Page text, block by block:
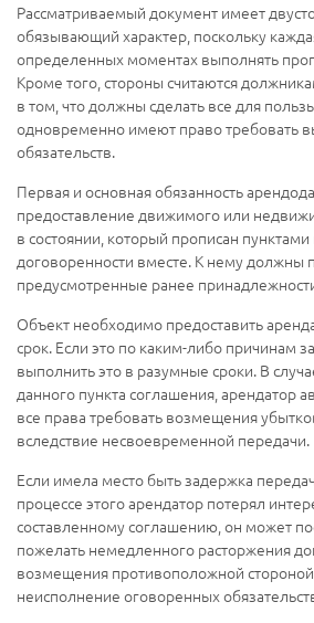
Рассматриваемый документ имеет
обязывающий характер, поскольку
определенных моментах выполнять
Кроме того, стороны считаются
в том, что должны сделать все для
одновременно имеют право требовать
обязательств.
Первая и основная обязанность
предоставление движимого или
в состоянии, который прописан
договоренности вместе. К нему должны
предусмотренные ранее
Объект необходимо предоставить
срок. Если это по каким-либо причинам
выполнить это в разумные сроки. В
данного пункта соглашения, арендатор
все права требовать возмещения
вследствие несвоевременной передачи.
Если имела место быть задержка
процессе этого арендатор потерял
составленному соглашению, он может
пожелать немедленного расторжения
возмещения противоположной
неисполнение оговоренных